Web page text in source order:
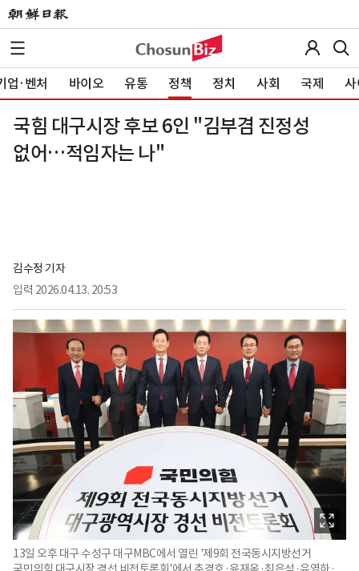
업·벤처 바이오 유통 정책 정치 사회 국제 사
국힘 대구시장 후보 6인 "김부겸 진정성
없어…적임자는 나"
김수정 기자
입력 2026.04.13. 20:53
13일 오후 대구 수성구 대구MBC에서 열린 '제9회 전국동시지방선거